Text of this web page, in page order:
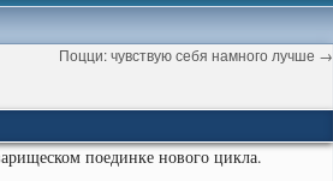
Поцци: чувствую себя намного лучше →
поединке нового цикла.